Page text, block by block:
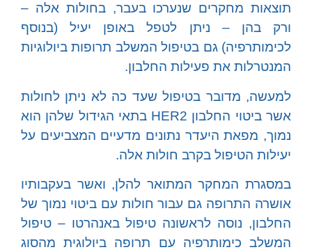
תוצאות מחקרים שנערכו בעבר, בחולות אלה –
ורק בהן – ניתן לטפל באופן יעיל (בנוסף
לכימותרפיה) גם בטיפול המשלב תרופות ביולוגיות
המנטרלות את פעילות החלבון.
למעשה, מדובר בטיפול שעד כה לא ניתן לחולות
אשר ביטוי החלבון HER2 בתאי הגידול שלהן הוא
נמוך, מפאת היעדר נתונים מדעיים המצביעים על
יעילות הטיפול בקרב חולות אלה.
במסגרת המחקר המתואר להלן, ואשר בעקבותיו
אושרה התרופה גם עבור חולות עם ביטוי נמוך של
החלבון, נוסה לראשונה טיפול באנהרטו – טיפול
המשלב כימותרפיה עם תרופה ביולוגית מהסוג